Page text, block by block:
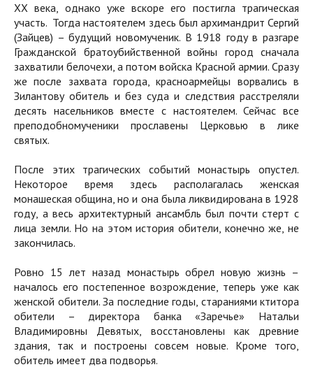
XX века, однако уже вскоре его постигла трагическая
участь. Тогда настоятелем здесь был архимандрит Сергий
(Зайцев) – будущий новомученик. В 1918 году в разгаре
Гражданской братоубийственной войны город сначала
захватили белочехи, а потом войска Красной армии. Сразу
же после захвата города, красноармейцы ворвались в
Зилантову обитель и без суда и следствия расстреляли
десять насельников вместе с настоятелем. Сейчас все
преподобномученики прославены Церковью в лике
святых.
После этих трагических событий монастырь опустел.
Некоторое время здесь располагалась женская
монашеская община, но и она была ликвидирована в 1928
году, а весь архитектурный ансамбль был почти стерт с
лица земли. Но на этом история обители, конечно же, не
закончилась.
Ровно 15 лет назад монастырь обрел новую жизнь –
началось его постепенное возрождение, теперь уже как
женской обители. За последние годы, стараниями ктитора
обители – директора банка «Заречье» Натальи
Владимировны Девятых, восстановлены как древние
здания, так и построены совсем новые. Кроме того,
обитель имеет два подворья.